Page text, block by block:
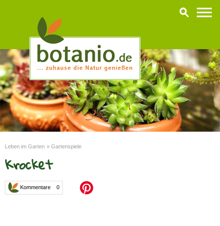
Leben im Garten » Gartenspiele
Krocket
Kommentare 0